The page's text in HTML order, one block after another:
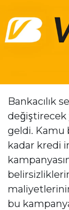
Bankacılık
değiştirecek
geldi. Kamu
kadar kredi
bu